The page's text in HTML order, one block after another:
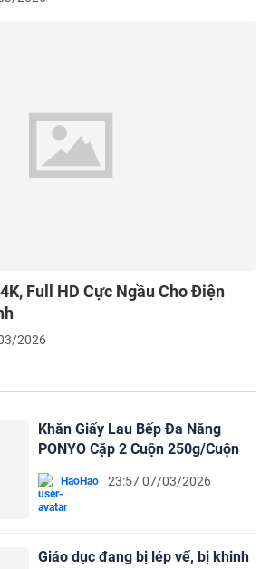
Full HD Cực Ngầu Cho Điện
2026
Khăn Giấy Lau Bếp Đa Năng
PONYO Cặp 2 Cuộn 250g/Cuộn
HaoHao 23:57 07/03/2026
Giáo dục đang bị lép vế, bị khinh